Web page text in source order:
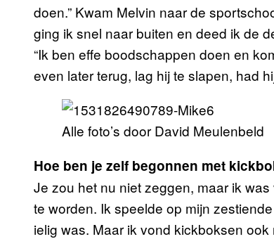
doen.” Kwam Melvin naar de
ging ik snel naar buiten en deed ik de
“Ik ben effe boodschappen doen en
even later terug, lag hij te slapen, had
Alle foto’s door David Meulenbeld
Hoe ben je zelf begonnen met
Je zou het nu niet zeggen, maar ik
te worden. Ik speelde op mijn
ielig was. Maar ik vond kickboksen